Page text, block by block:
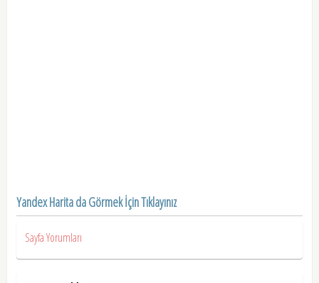
Yandex Harita da Görmek İçin Tıklayınız
Sayfa Yorumları